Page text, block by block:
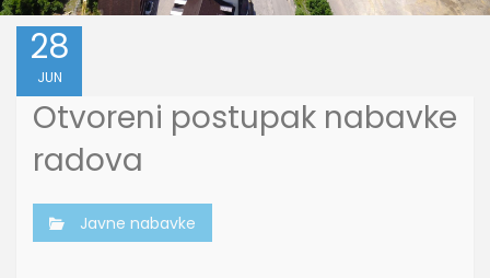
28
JUN
Otvoreni postupak nabavke
radova
Javne nabavke